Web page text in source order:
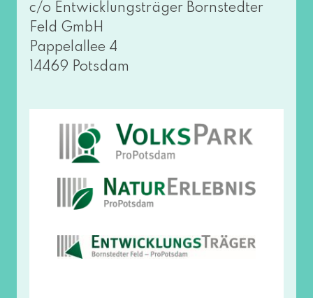
c/o Entwicklungsträger Bornstedter
Feld GmbH
Pappelallee 4
14469 Potsdam